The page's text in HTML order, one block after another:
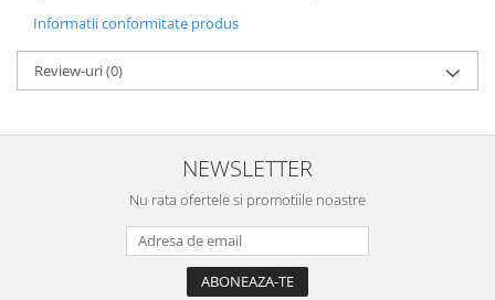
Informatii conformitate produs
Review-uri(0)
NEWSLETTER
Nu rata ofertele si promotiile noastre